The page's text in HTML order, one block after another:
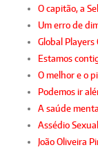
O capitão, a
Um erro de
Global Players
Estamos
O melhor e o
Podemos ir
A saúde
Assédio Sexual
João Oliveira